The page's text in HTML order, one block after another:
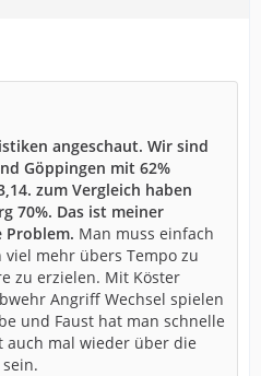
angeschaut. Wir sind
Göppingen mit 62%
zum Vergleich haben
70%. Das ist meiner
Problem. Man muss einfach
viel mehr übers Tempo zu
zu erzielen. Mit Köster
Angriff Wechsel spielen
und Faust hat man schnelle
auch mal wieder über die